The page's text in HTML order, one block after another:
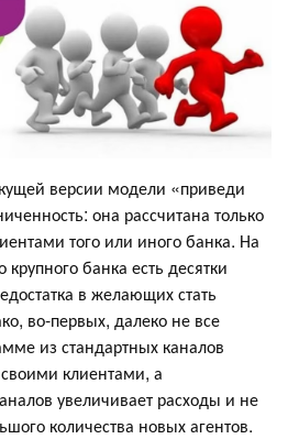
версии модели «приведи
она рассчитана только
того или иного банка. На
банка есть десятки
в желающих стать
во-первых, далеко не все
из стандартных каналов
клиентами, а
увеличивает расходы и не
количества новых агентов.